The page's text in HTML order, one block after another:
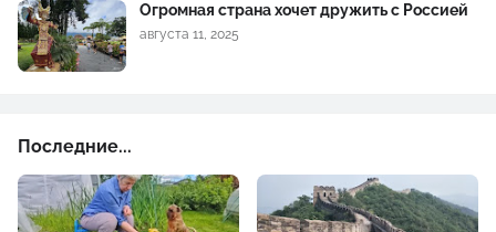
Огромная страна хочет дружить с Россией
августа 11, 2025
Последние...